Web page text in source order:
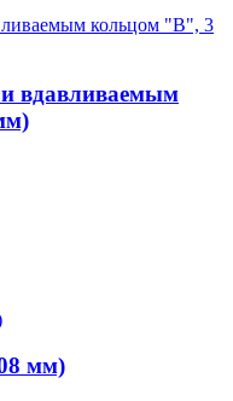
вдавливаемым
мм)